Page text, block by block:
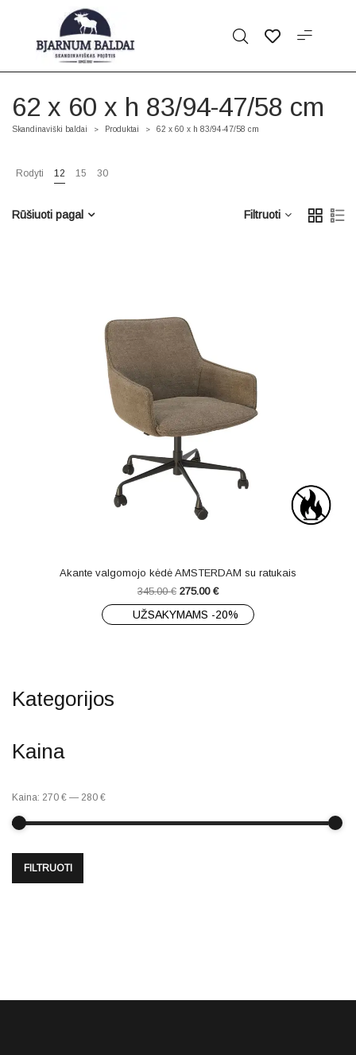
62 x 60 x h 83/94-47/58 cm
Skandinaviški baldai > Produktai > 62 x 60 x h 83/94-47/58 cm
Rodyti 12 15 30
Filtruoti
Rūšiuoti pagal
Akante valgomojo kėdė AMSTERDAM su ratukais
345.00€ 275.00 €
UŽSAKYMAMS -20%
Kategorijos
Kaina
FILTRUOTI
Kaina: 270 € — 280 €